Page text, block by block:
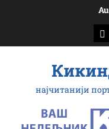
најчитанији